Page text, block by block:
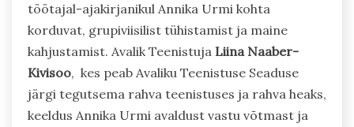
töötajal-ajakirjanikul Annika Urmi kohta
korduvat, grupiviisilist tühistamist ja maine
kahjustamist. Avalik Teenistuja Liina Naaber-
Kivisoo, kes peab Avaliku Teenistuse Seaduse
järgi tegutsema rahva teenistuses ja rahva heaks,
keeldus Annika Urmi avaldust vastu võtmast ja